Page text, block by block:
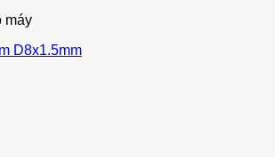
máy
D8x1.5mm